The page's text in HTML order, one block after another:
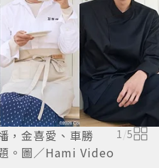
，金喜愛、車勝
。圖／Hami Video
1/5